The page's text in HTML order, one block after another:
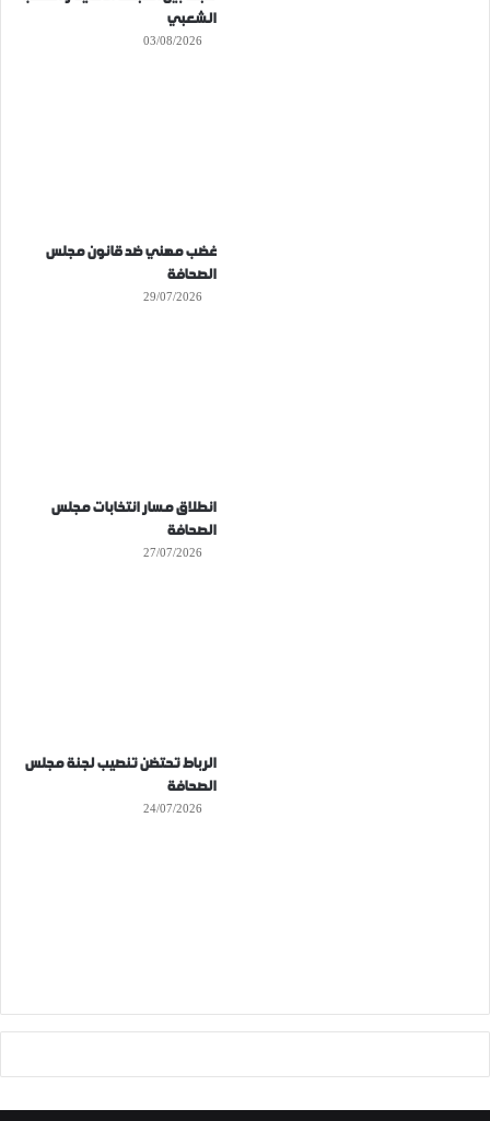
الشعبي
03/08/2026
غضب مهني ضد قانون مجلس
الصحافة
29/07/2026
انطلاق مسار انتخابات مجلس
الصحافة
27/07/2026
الرباط تحتضن تنصيب لجنة مجلس
الصحافة
24/07/2026